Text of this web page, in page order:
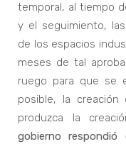
temporal, al tiempo
y el seguimiento,
de los espacios
meses de tal
ruego para que se
posible, la
produzca la
gobierno